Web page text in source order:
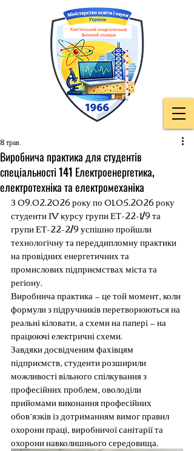
Виробнича практика для студентів
спеціальності 141 Електроенергетика,
електротехніка та електромеханіка
8 трав.
З 09.02.2026 року по 01.05.2026 року
студенти ІV курсу групи ЕТ-22-1/9 та
групи ЕТ-22-2/9 успішно пройшли
технологічну та переддипломну практики
на провідних енергетичних та
промислових підприємствах міста та
регіону.
Виробнича практика — це той момент, коли
формули з підручників перетворюються на
реальні кіловати, а схеми на папері — на
працюючі електричні схеми.
Завдяки досвідченим фахівцям
підприємств, студенти розширили
можливості вільного спілкування з
професійних проблем, оволоділи
прийомами виконання професійних
обов’язків із дотриманням вимог правил
охорони праці, виробничої санітарії та
охорони навколишнього середовища.